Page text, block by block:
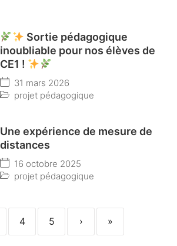
Sortie pédagogique
inoubliable pour nos élèves de
CE1 !
31 mars 2026
projet pédagogique
Une expérience de mesure de
distances
16 octobre 2025
projet pédagogique
4 5 › »